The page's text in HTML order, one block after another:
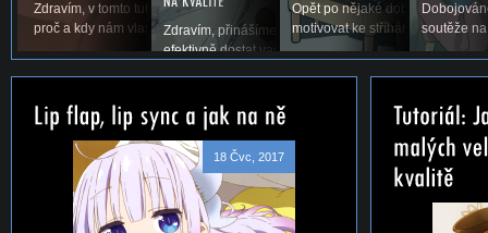
Zdravím, v tomto tutoriálu si povíme něco o lip flapu, co to je,
proč a kdy nám vlastně v AMV vadí a samozřejmě,...
Zdravím, přinášíme vám první tutoriál na téma, jak
efektivně dostat vaše AMV ze střihacího...
Opět po nějaké době vás vítáme
motivovat ke stříhání. Snad se
soutěže
18 Čvc, 2017